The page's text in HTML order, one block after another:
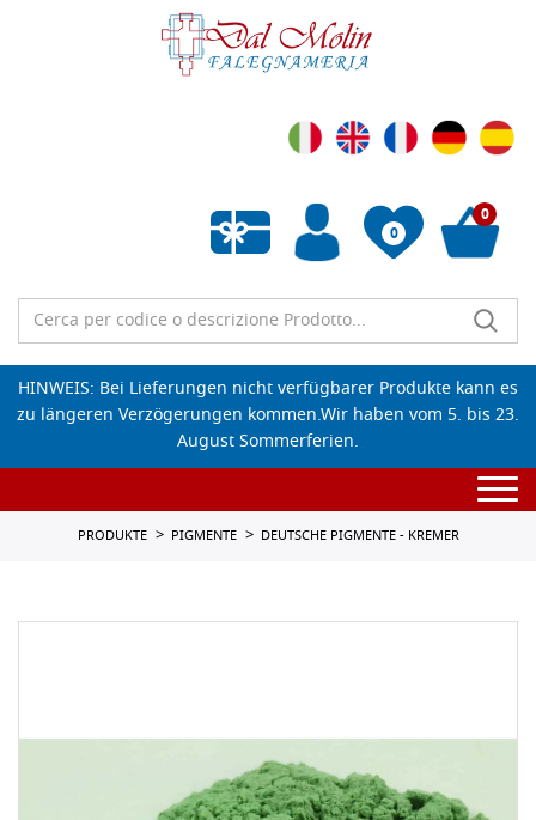
0
Wunschliste leeren
0
HINWEIS: Bei Lieferungen nicht verfügbarer Produkte kann es
zu längeren Verzögerungen kommen.Wir haben vom 5. bis 23.
August Sommerferien.
PRODUKTE PIGMENTE DEUTSCHE PIGMENTE - KREMER